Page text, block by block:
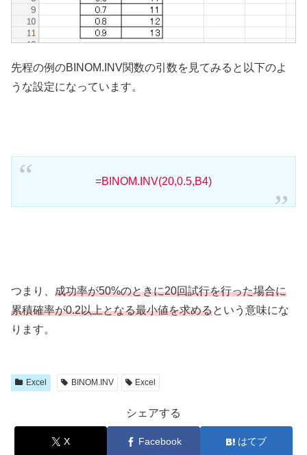
先程の例のBINOM.INV関数の引数を見てみると以下のよ
うな設定になっています。
=BINOM.INV(20,0.5,B4)
つまり、 成功率が50%のときに20回試行を行った場合に
累積確率が0.2以上となる最小値を求めるという意味にな
ります。
Excel BINOM.INV Excel
シェアする
X Facebook はてブ